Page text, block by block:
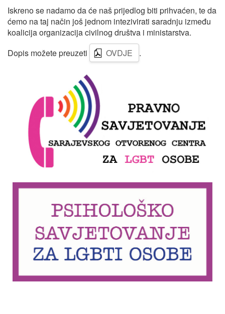
Iskreno se nadamo da će naš prijedlog biti prihvaćen, te da
ćemo na taj način još jednom intezivirati saradnju između
koalicija organizacija civilnog društva i ministarstva.
Dopis možete preuzeti
OVDJE .